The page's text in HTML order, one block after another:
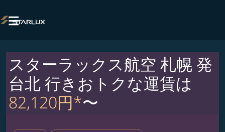

スターラックス航空 札幌 発
台北 行きおトクな運賃は
82,120円*〜